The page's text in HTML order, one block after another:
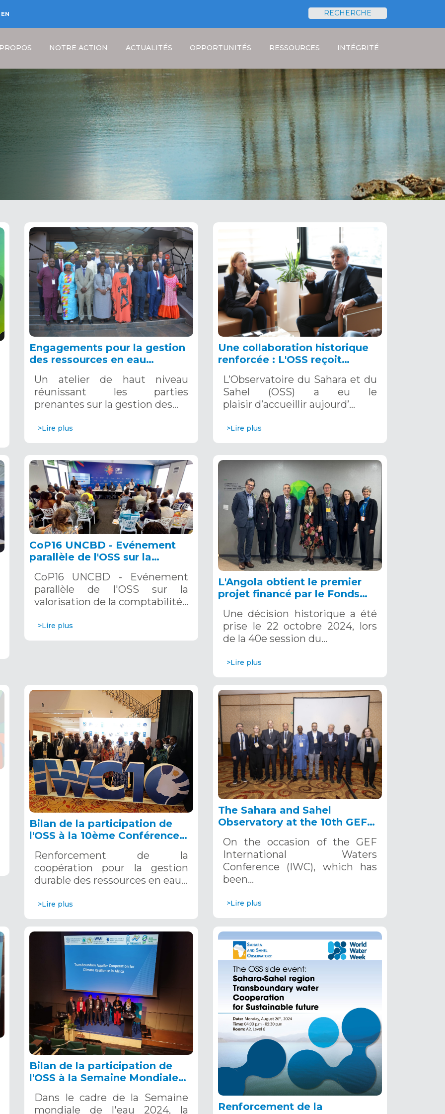
EN
RECHERCHE
NOTRE ACTION ACTUALITÉS OPPORTUNITÉS RESSOURCES INTÉGRITÉ
Fil
d'Ariane
Engagements pour la gestion
des ressources en eau
Dakar, 4-5 novembre 2024
Un atelier de haut niveau
réunissant les parties
prenantes sur la gestion des…
>Lire plus
Une collaboration historique
renforcée : L'OSS reçoit
Tunisie, 4 novembre 2024
L’Observatoire du Sahara et du
Sahel (OSS) a eu le
plaisir d’accueillir aujourd’…
>Lire plus
CoP16 UNCBD - Evénement
parallèle de l'OSS sur la
écosystémique dans la mise
en œuvre des SPANB, Cali,
Colombie, 23 octobre 2024
CoP16 UNCBD - Evénement
parallèle de l'OSS sur la
valorisation de la comptabilité…
>Lire plus
L'Angola obtient le premier
projet financé par le Fonds
2024
Une décision historique a été
prise le 22 octobre 2024, lors
de la 40e session du…
>Lire plus
Bilan de la participation de
l'OSS à la 10ème Conférence
FEM, 23-26 septembre 2024
Renforcement de la
coopération pour la gestion
durable des ressources en eau…
>Lire plus
The Sahara and Sahel
Observatory at the 10th GEF
2024, Punta del Este
(Uruguay)
On the occasion of the GEF
International Waters
Conference (IWC), which has
been…
>Lire plus
Bilan de la participation de
l'OSS à la Semaine Mondiale
collaboration et faire
Dans le cadre de la Semaine
mondiale de l'eau 2024, la
Renforcement de la